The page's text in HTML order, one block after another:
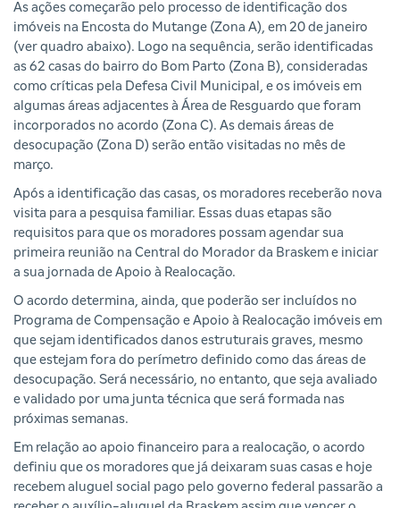
As ações começarão pelo processo de identificação dos
imóveis na Encosta do Mutange (Zona A), em 20 de janeiro
(ver quadro abaixo). Logo na sequência, serão identificadas
as 62 casas do bairro do Bom Parto (Zona B), consideradas
como críticas pela Defesa Civil Municipal, e os imóveis em
algumas áreas adjacentes à Área de Resguardo que foram
incorporados no acordo (Zona C). As demais áreas de
desocupação (Zona D) serão então visitadas no mês de
março.
Após a identificação das casas, os moradores receberão nova
visita para a pesquisa familiar. Essas duas etapas são
requisitos para que os moradores possam agendar sua
primeira reunião na Central do Morador da Braskem e iniciar
a sua jornada de Apoio à Realocação.
O acordo determina, ainda, que poderão ser incluídos no
Programa de Compensação e Apoio à Realocação imóveis em
que sejam identificados danos estruturais graves, mesmo
que estejam fora do perímetro definido como das áreas de
desocupação. Será necessário, no entanto, que seja avaliado
e validado por uma junta técnica que será formada nas
próximas semanas.
Em relação ao apoio financeiro para a realocação, o acordo
definiu que os moradores que já deixaram suas casas e hoje
recebem aluguel social pago pelo governo federal passarão a